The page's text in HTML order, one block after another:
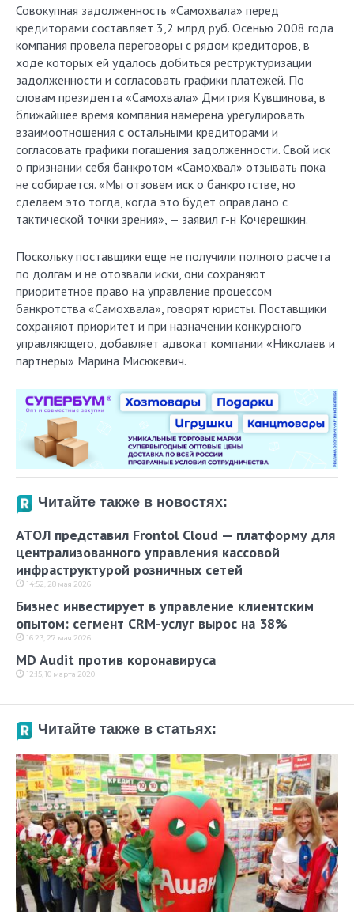
Совокупная задолженность «Самохвала» перед
кредиторами составляет 3,2 млрд руб. Осенью 2008 года
компания провела переговоры с рядом кредиторов, в
ходе которых ей удалось добиться реструктуризации
задолженности и согласовать графики платежей. По
словам президента «Самохвала» Дмитрия Кувшинова, в
ближайшее время компания намерена урегулировать
взаимоотношения с остальными кредиторами и
согласовать графики погашения задолженности. Свой иск
о признании себя банкротом «Самохвал» отзывать пока
не собирается. «Мы отзовем иск о банкротстве, но
сделаем это тогда, когда это будет оправдано с
тактической точки зрения», — заявил г-н Кочерешкин.
Поскольку поставщики еще не получили полного расчета
по долгам и не отозвали иски, они сохраняют
приоритетное право на управление процессом
банкротства «Самохвала», говорят юристы. Поставщики
сохраняют приоритет и при назначении конкурсного
управляющего, добавляет адвокат компании «Николаев и
партнеры» Марина Мисюкевич.
Читайте также в новостях:
АТОЛ представил Frontol Cloud — платформу для
централизованного управления кассовой
инфраструктурой розничных сетей
14:52, 28 мая 2026
Бизнес инвестирует в управление клиентским
опытом: сегмент CRM-услуг вырос на 38%
16:23, 27 мая 2026
MD Audit против коронавируса
12:15, 10 марта 2020
Читайте также в статьях: